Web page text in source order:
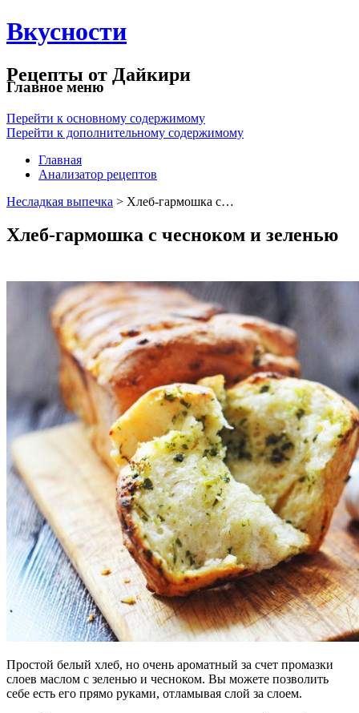
Вкусности
Рецепты от Дайкири
Главное меню
Перейти к основному содержимому
Перейти к дополнительному содержимому
Главная
Анализатор рецептов
Несладкая выпечка > Хлеб-гармошка с…
Хлеб-гармошка с чесноком и зеленью
Простой белый хлеб, но очень ароматный за счет промазки
слоев маслом с зеленью и чесноком. Вы можете позволить
себе есть его прямо руками, отламывая слой за слоем.